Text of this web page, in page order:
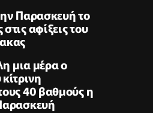
Παρασκευή το
αφίξεις του
μια μέρα ο
40 βαθμούς η